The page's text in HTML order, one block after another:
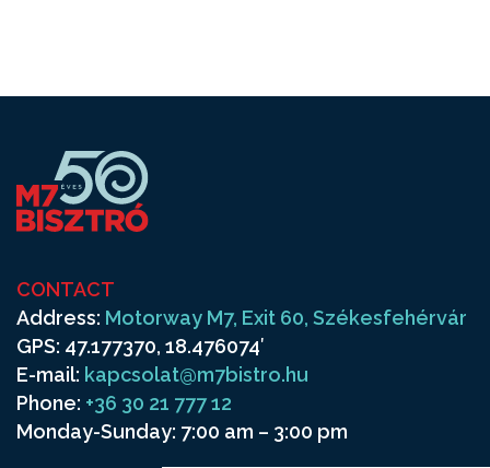
CONTACT
Address: Motorway M7, Exit 60, Székesfehérvár
GPS: 47.177370, 18.476074′
E-mail: kapcsolat@m7bistro.hu
Phone: +36 30 21 777 12
Monday-Sunday: 7:00 am – 3:00 pm